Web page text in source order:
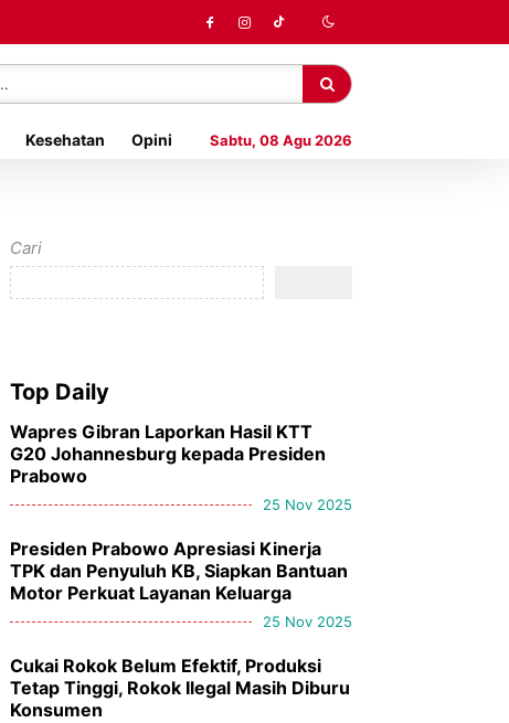
Kesehatan Opini Sabtu, 08 Agu 2026
Cari
Top Daily
Wapres Gibran Laporkan Hasil KTT
G20 Johannesburg kepada Presiden
Prabowo
25 Nov 2025
Presiden Prabowo Apresiasi Kinerja
TPK dan Penyuluh KB, Siapkan Bantuan
Motor Perkuat Layanan Keluarga
25 Nov 2025
Cukai Rokok Belum Efektif, Produksi
Tetap Tinggi, Rokok Ilegal Masih Diburu
Konsumen